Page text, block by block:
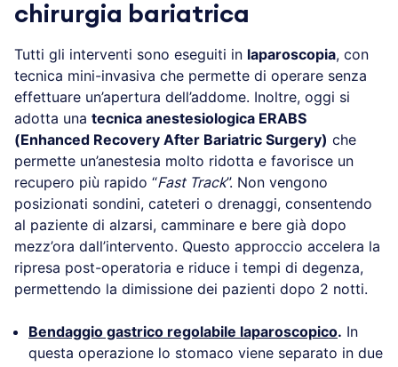
chirurgia bariatrica
Tutti gli interventi sono eseguiti in laparoscopia, con
tecnica mini-invasiva che permette di operare senza
effettuare un’apertura dell’addome. Inoltre, oggi si
adotta una tecnica anestesiologica ERABS
(Enhanced Recovery After Bariatric Surgery) che
permette un’anestesia molto ridotta e favorisce un
recupero più rapido “Fast Track”. Non vengono
posizionati sondini, cateteri o drenaggi, consentendo
al paziente di alzarsi, camminare e bere già dopo
mezz’ora dall’intervento. Questo approccio accelera la
ripresa post-operatoria e riduce i tempi di degenza,
permettendo la dimissione dei pazienti dopo 2 notti.
Bendaggio gastrico regolabile laparoscopico. In
questa operazione lo stomaco viene separato in due